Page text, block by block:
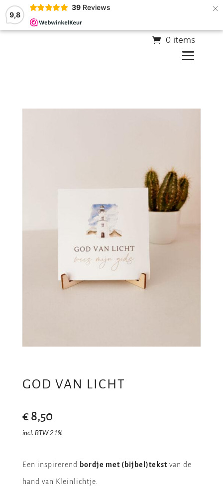
9,8
39 Reviews ×
0 items
GOD VAN LICHT
€ 8,50
incl. BTW 21%
Een inspirerend bordje met (bijbel)tekstvan de
hand van Kleinlichtje.